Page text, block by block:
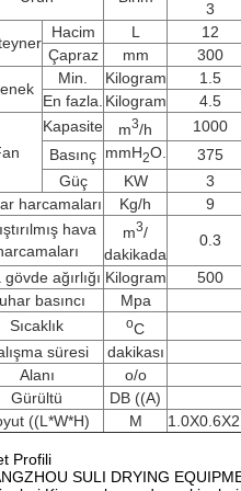
3
Hacim L 12
Çapraz
mm 300
Min. Kilogram 1.5
En fazla. Kilogram 4.5
Kapasite m3/h 1000
Basınç mmH2O. 375
Güç
KW 3
harcamaları
Kg/h 9
hava
m3/
dakikada
0.3
ağırlığı Kilogram 500
basıncı
Mpa
Sıcaklık
oC
süresi dakikası
Alanı
o/o
Gürültü
DB ((A)
((L*W*H)
M
Profili
SULI DRYING